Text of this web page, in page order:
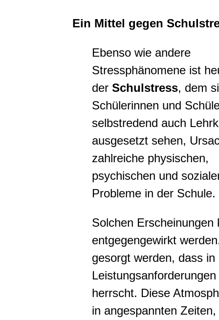
Ein Mittel gegen
Ebenso wie andere
Stressphänomene ist
der Schulstress, dem
Schülerinnen und
selbstredend auch
ausgesetzt sehen,
zahlreiche physischen,
psychischen und
Probleme in der Schule.
Solchen
entgegengewirkt
gesorgt werden, dass
herrscht. Diese
in angespannten